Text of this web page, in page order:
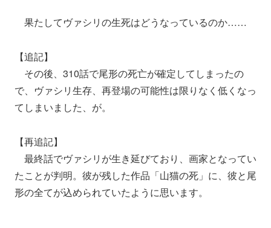
果たしてヴァシリの生死はどうなっているのか……
【追記】
その後、310話で尾形の死亡が確定してしまったの
で、ヴァシリ生存、再登場の可能性は限りなく低くなっ
てしまいました、が。
【再追記】
最終話でヴァシリが生き延びており、画家となってい
たことが判明。彼が残した作品「山猫の死」に、彼と尾
形の全てが込められていたように思います。